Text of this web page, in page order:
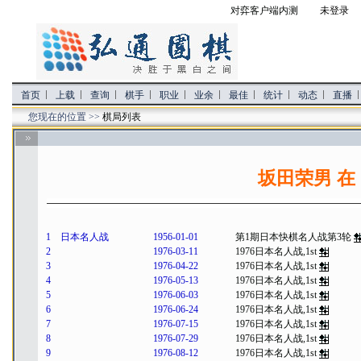
对弈客户端内测 未登录
首页 上载 查询 棋手 职业 业余 最佳 统计 动态
直播
您现在的位置 >> 棋局列表
坂田荣男 在
1 日本名人战 1956-01-01
第1期日本快棋名人战第3轮
2
1976-03-11
1976日本名人战,1st
3
1976-04-22
1976日本名人战,1st
4
1976-05-13
1976日本名人战,1st
5
1976-06-03
1976日本名人战,1st
6
1976-06-24
1976日本名人战,1st
7
1976-07-15
1976日本名人战,1st
8
1976-07-29
1976日本名人战,1st
9
1976-08-12 1976日本名人战,1st